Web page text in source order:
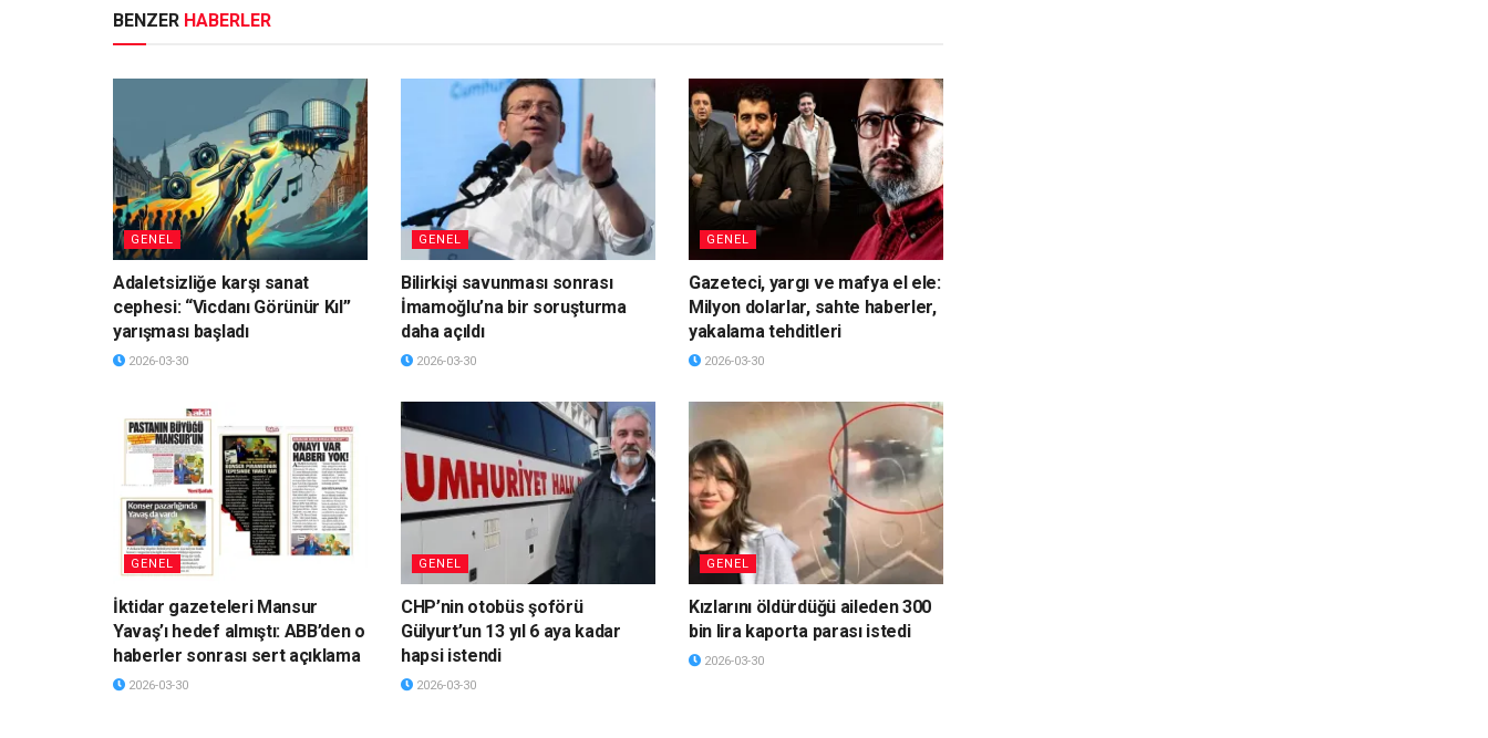
BENZER HABERLER
GENEL
Adaletsizliğe karşı sanat
cephesi: “Vicdanı Görünür Kıl”
yarışması başladı
2026-03-30
GENEL
Bilirkişi savunması sonrası
İmamoğlu’na bir soruşturma
daha açıldı
2026-03-30
GENEL
Gazeteci, yargı ve mafya el ele:
Milyon dolarlar, sahte haberler,
yakalama tehditleri
2026-03-30
GENEL
İktidar gazeteleri Mansur
Yavaş’ı hedef almıştı: ABB’den o
haberler sonrası sert açıklama
2026-03-30
GENEL
CHP’nin otobüs şoförü
Gülyurt’un 13 yıl 6 aya kadar
hapsi istendi
2026-03-30
GENEL
Kızlarını öldürdüğü aileden 300
bin lira kaporta parası istedi
2026-03-30